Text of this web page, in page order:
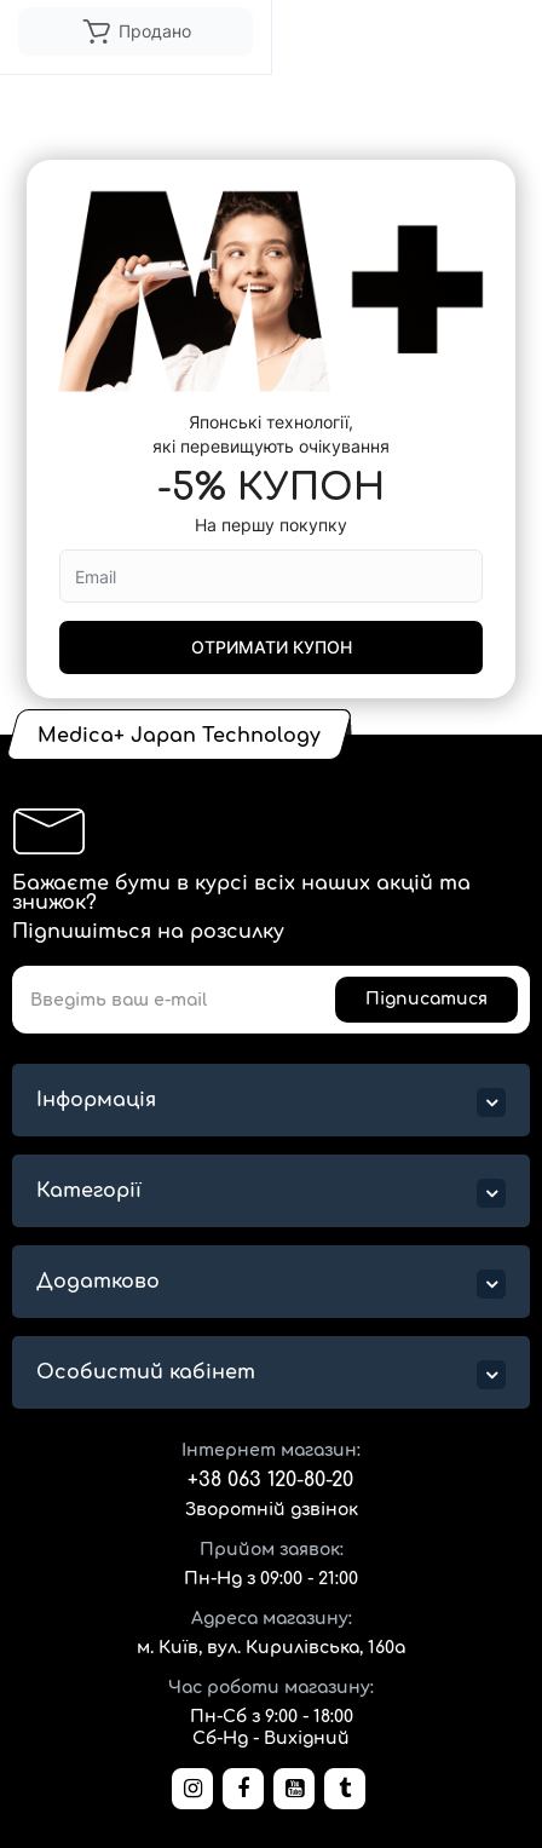
Продано
Японські технології,
які перевищують очікування
-5% КУПОН
На першу покупку
ОТРИМАТИ КУПОН
Medica+ Japan Technology
Бажаєте бути в курсі всіх наших акцій та
знижок?
Підпишіться на розсилку
Підписатися
Інформація
Категорії
Додатково
Особистий кабінет
Інтернет магазин:
+38 063 120-80-20
Зворотній дзвінок
Прийом заявок:
Пн-Нд з 09:00 - 21:00
Адреса магазину:
м. Київ, вул. Кирилівська, 160а
Час роботи магазину:
Пн-Сб з 9:00 - 18:00
Сб-Нд - Вихідний